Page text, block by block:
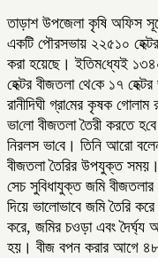
তাড়াশ উপজেলা কৃষি অফিস
একটি পৌরসভায় ২২৫১০ হেক্টর
করা হয়েছে। ই‌তিম‌ধ্যেই
হেক্টর বীজতলা থে‌কে ১৭
রানী‌দিঘী গ্রা‌মের কৃষক
ভা‌লো বীজতলা ‌তৈরী করতে
নিরলস ভা‌বে। তিনি আরো
বীজতলা তৈরির উপযুক্ত
সেচ সুবিধাযুক্ত জমি
দিয়ে ভালোভাবে জমি তৈরি
করে, জ‌মির চওড়া এবং দৈর্ঘ্য
হয়। বীজ বপন করার আগে ৪৮-